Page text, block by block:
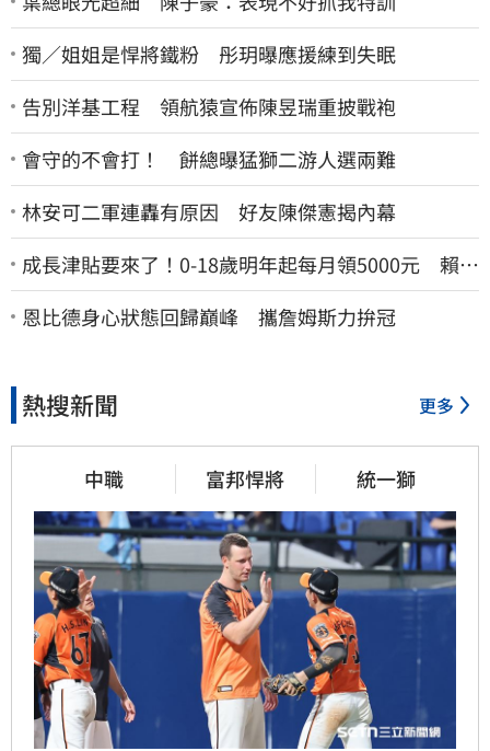
獨／姐姐是悍將鐵粉 彤玥曝應援練到失眠
告別洋基工程 領航猿宣佈陳昱瑞重披戰袍
會守的不會打！ 餅總曝猛獅二游人選兩難
林安可二軍連轟有原因 好友陳傑憲揭內幕
成長津貼要來了！0-18歲明年起每月領5000元 賴清
德：此時不生更待何時
恩比德身心狀態回歸巔峰 攜詹姆斯力拚冠
熱搜新聞 更多
中職 富邦悍將 統一獅